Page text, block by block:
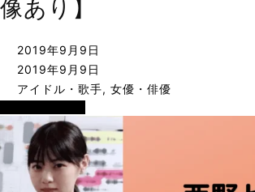
像あり】
2019年9月9日
2019年9月9日
アイドル・歌手, 女優・俳優